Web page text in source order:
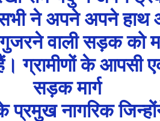
ने अपने अपने हाथ
वाली सड़क को
ग्रामीणों के
सड़क मार्ग
नागरिक